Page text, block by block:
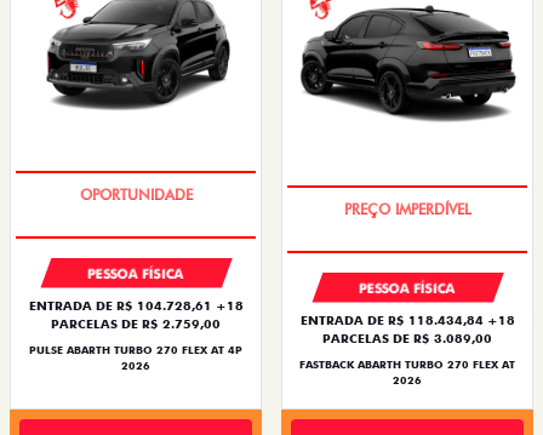
PESSOA FÍSICA
ENTRADA DE R$ 104.728,61 +18
PARCELAS DE R$ 2.759,00
PULSE ABARTH TURBO 270 FLEX AT 4P
2026
PESSOA FÍSICA
ENTRADA DE R$ 118.434,84 +18
PARCELAS DE R$ 3.089,00
FASTBACK ABARTH TURBO 270 FLEX AT
2026